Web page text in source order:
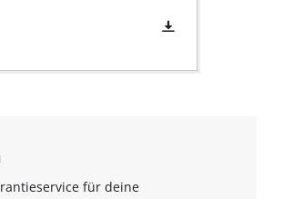
für deine